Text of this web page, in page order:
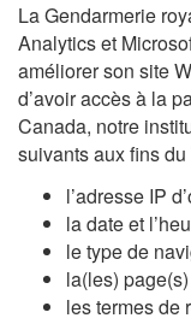
La Gendarmerie
Analytics et
améliorer son site
d’avoir accès à la
Canada, notre
suivants aux fins
l’adresse IP
la date et
le type de
la(les)
les termes de